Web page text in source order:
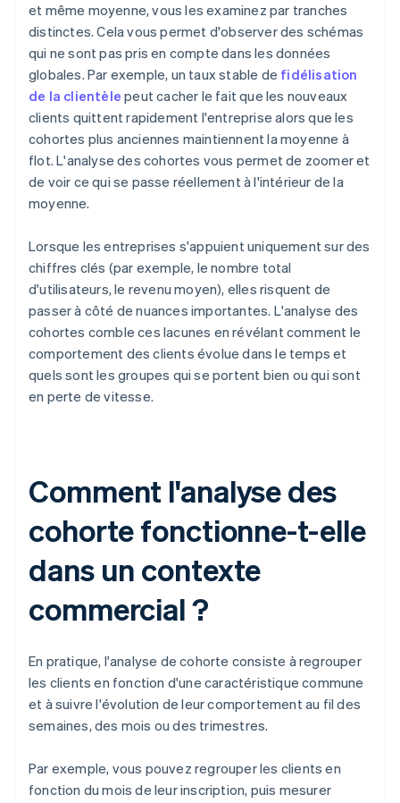
et même moyenne, vous les examinez par tranches
distinctes. Cela vous permet d'observer des schémas
qui ne sont pas pris en compte dans les données
globales. Par exemple, un taux stable de fidélisation
de la clientèle peut cacher le fait que les nouveaux
clients quittent rapidement l'entreprise alors que les
cohortes plus anciennes maintiennent la moyenne à
flot. L'analyse des cohortes vous permet de zoomer et
de voir ce qui se passe réellement à l'intérieur de la
moyenne.
Lorsque les entreprises s'appuient uniquement sur des
chiffres clés (par exemple, le nombre total
d'utilisateurs, le revenu moyen), elles risquent de
passer à côté de nuances importantes. L'analyse des
cohortes comble ces lacunes en révélant comment le
comportement des clients évolue dans le temps et
quels sont les groupes qui se portent bien ou qui sont
en perte de vitesse.
Comment l'analyse des
cohorte fonctionne-t-elle
dans un contexte
commercial ?
En pratique, l'analyse de cohorte consiste à regrouper
les clients en fonction d'une caractéristique commune
et à suivre l'évolution de leur comportement au fil des
semaines, des mois ou des trimestres.
Par exemple, vous pouvez regrouper les clients en
fonction du mois de leur inscription, puis mesurer